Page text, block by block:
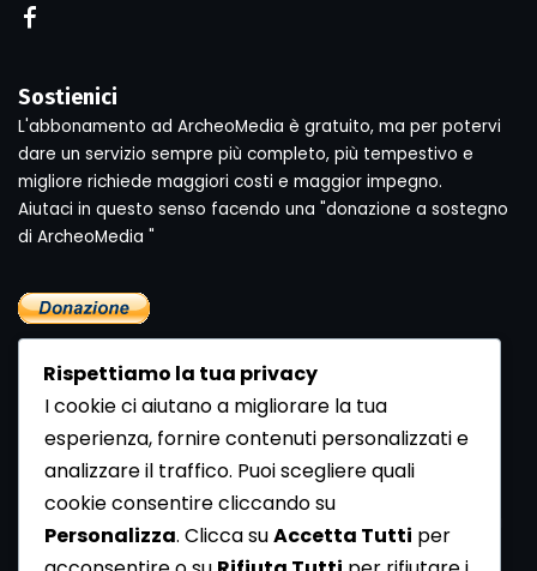
Sostienici
L'abbonamento ad ArcheoMedia è gratuito, ma per potervi
dare un servizio sempre più completo, più tempestivo e
migliore richiede maggiori costi e maggior impegno.
Aiutaci in questo senso facendo una "donazione a sostegno
di ArcheoMedia "
Newsletter
Se vuoi ricevere la Rivista gratuita di archeologia realizzata
dalla Redazione di ArcheoMedia iscriviti alla nostra
Rispettiamo la tua privacy
I cookie ci aiutano a migliorare la tua
esperienza, fornire contenuti personalizzati e
analizzare il traffico. Puoi scegliere quali
cookie consentire cliccando su
Personalizza. Clicca suAccetta Tutti per